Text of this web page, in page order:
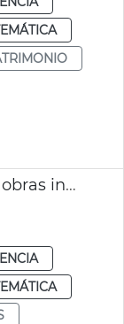
Adjudicación acuerdo marco obras inmuebles municipales València